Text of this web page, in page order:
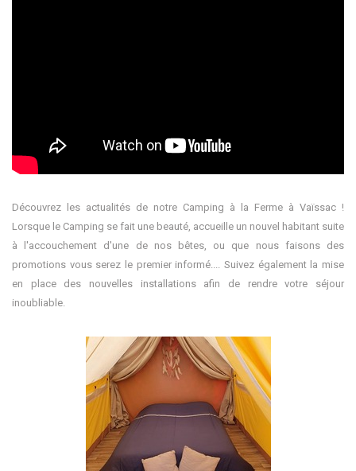
Découvrez les actualités de notre Camping à la Ferme à Vaïssac !
Lorsque le Camping se fait une beauté, accueille un nouvel habitant suite
à l'accouchement d'une de nos bêtes, ou que nous faisons des
promotions vous serez le premier informé.... Suivez également la mise
en place des nouvelles installations afin de rendre votre séjour
inoubliable.